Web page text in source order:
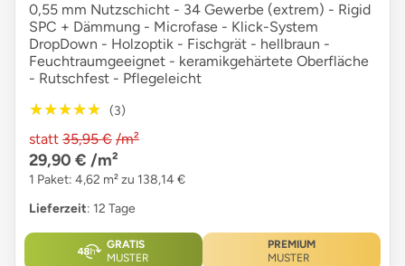
0,55 mm Nutzschicht - 34 Gewerbe (extrem) - Rigid
SPC + Dämmung - Microfase - Klick-System
DropDown - Holzoptik - Fischgrät - hellbraun -
Feuchtraumgeeignet - keramikgehärtete Oberfläche
- Rutschfest - Pflegeleicht
★★★★★
★★★★★ (3)
statt 35,95 € /m²
29,90 € /m²
1 Paket: 4,62 m² zu 138,14 €
Lieferzeit: 12 Tage
GRATIS
MUSTER
PREMIUM
MUSTER